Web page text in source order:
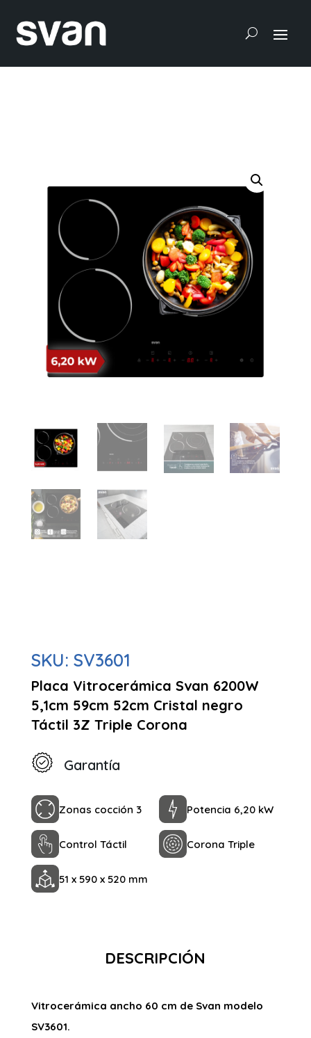
SKU: SV3601
Placa Vitrocerámica Svan 6200W
5,1cm 59cm 52cm Cristal negro
Táctil 3Z Triple Corona
Garantía
Zonas cocción 3 Potencia 6,20 kW
Control Táctil Corona Triple
51 x 590 x 520 mm
DESCRIPCIÓN
Vitrocerámica ancho 60 cm de Svan modelo
SV3601.